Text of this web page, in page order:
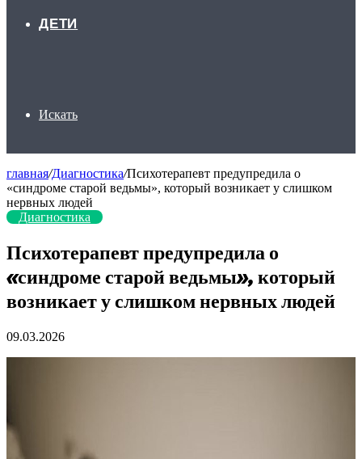
ДЕТИ
Искать
главная/Диагностика/Психотерапевт предупредила о
«синдроме старой ведьмы», который возникает у слишком
нервных людей
Диагностика
Психотерапевт предупредила о
«синдроме старой ведьмы», который
возникает у слишком нервных людей
09.03.2026